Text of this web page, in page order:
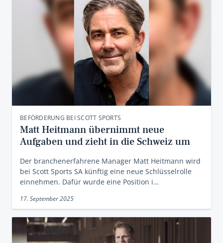
BEFÖRDERUNG BEI SCOTT SPORTS
Matt Heitmann übernimmt neue
Aufgaben und zieht in die Schweiz um
Der branchenerfahrene Manager Matt Heitmann wird
bei Scott Sports SA künftig eine neue Schlüsselrolle
einnehmen. Dafür wurde eine Position i…
17. September 2025